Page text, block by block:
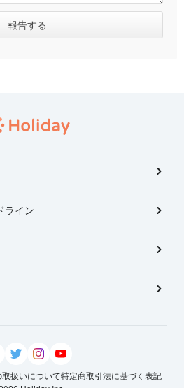
ライン
扱いについて特定商取引法に基づく表記